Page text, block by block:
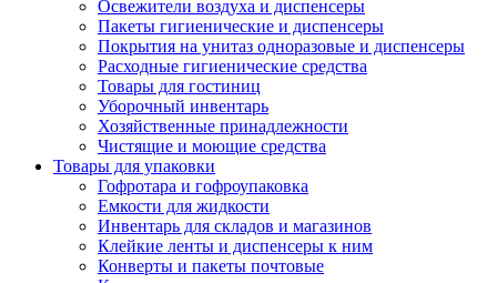
Освежители воздуха и диспенсеры
Пакеты гигиенические и диспенсеры
Покрытия на унитаз одноразовые и диспенсеры
Расходные гигиенические средства
Товары для гостиниц
Уборочный инвентарь
Хозяйственные принадлежности
Чистящие и моющие средства
Товары для упаковки
Гофротара и гофроупаковка
Емкости для жидкости
Инвентарь для складов и магазинов
Клейкие ленты и диспенсеры к ним
Конверты и пакеты почтовые